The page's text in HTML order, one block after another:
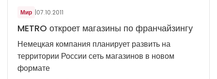
Мир |07.10.2011
METRO откроет магазины по франчайзингу
Немецкая компания планирует развить на
территории России сеть магазинов в новом
формате